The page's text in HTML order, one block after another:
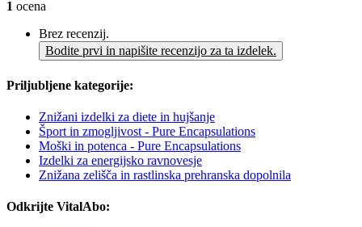
1 ocena
Brez recenzij.
Bodite prvi in napišite recenzijo za ta izdelek.
Priljubljene kategorije:
Znižani izdelki za diete in hujšanje
Šport in zmogljivost - Pure Encapsulations
Moški in potenca - Pure Encapsulations
Izdelki za energijsko ravnovesje
Znižana zelišča in rastlinska prehranska dopolnila
Odkrijte VitalAbo: